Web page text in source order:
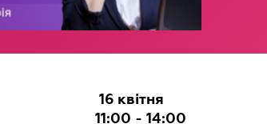
16 квітня
11:00 - 14:00